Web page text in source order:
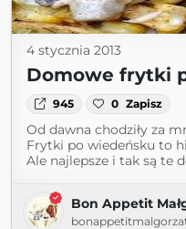
4 stycznia 2013
Domowe frytki
945 0 Zapisz
Od dawna chodziły za
Frytki po wiedeńsku to
Ale najlepsze i tak są te
Bon Appetit